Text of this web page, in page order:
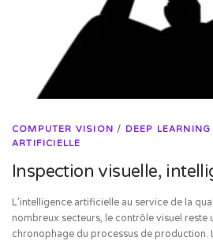
COMPUTER VISION / DEEP LEARNING
ARTIFICIELLE
Inspection visuelle,
L’intelligence artificielle au service de la
nombreux secteurs, le contrôle visuel reste
chronophage du processus de production.